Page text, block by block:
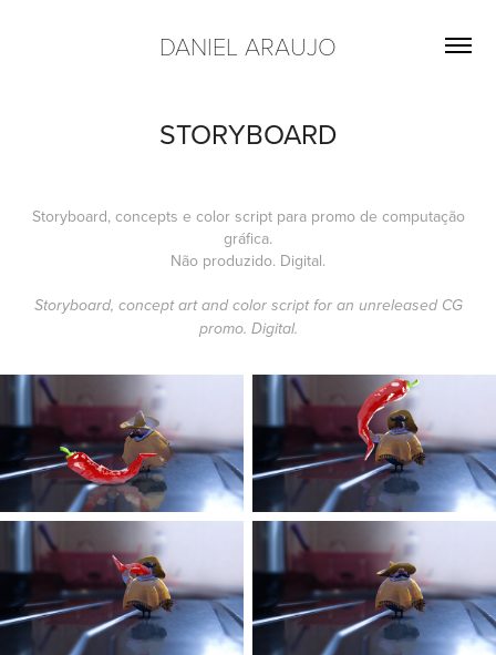
DANIEL ARAUJO
STORYBOARD
Storyboard, concepts e color script para promo de computação
gráfica.
Não produzido. Digital.
Storyboard, concept art and color script for an unreleased CG
promo. Digital.